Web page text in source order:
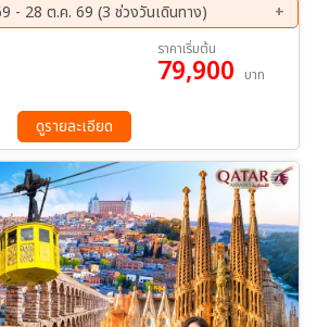
ราชวังของพระสันตะปาปา - สะพานโบราณ -
ารน็อทร์ดาม เดอ เซอนองก์ - ทุ่งลาเวนเดอร์ -
Outlet Provence
- 28 ต.ค. 69 (3 ช่วงวันเดินทาง)
07 ต.ค. 69 - 14 ต.ค. 69
ราคาเริ่มต้น
79,900 บาท
ดูรายละเอียด